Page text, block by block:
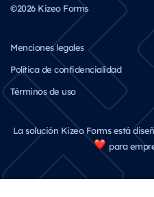
©2026 Kizeo Forms
La solución Kizeo Forms está
para
Menciones legales
Política de confidencialidad
Términos de uso